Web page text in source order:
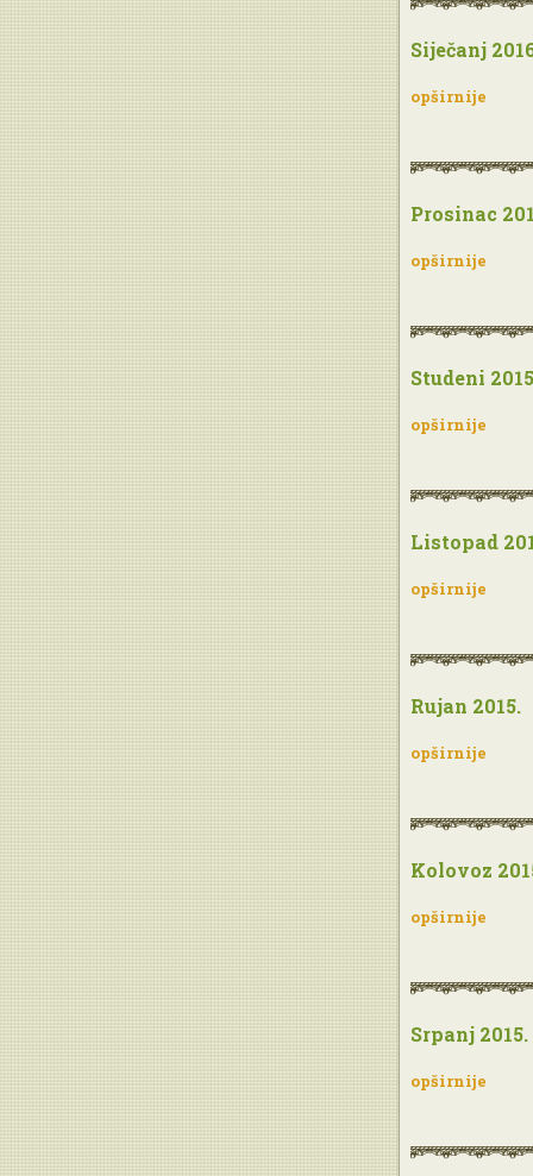
Siječanj
opširnije
Prosinac
opširnije
Studeni
opširnije
Listopad
opširnije
Rujan 2015.
opširnije
Kolovoz
opširnije
Srpanj 2015.
opširnije